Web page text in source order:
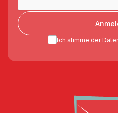
Ich stimme der